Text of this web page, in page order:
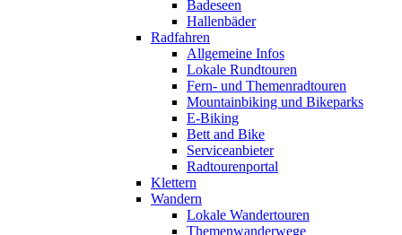
Badeseen
Hallenbäder
Radfahren
Allgemeine Infos
Lokale Rundtouren
Fern- und Themenradtouren
Mountainbiking und Bikeparks
E-Biking
Bett and Bike
Serviceanbieter
Radtourenportal
Klettern
Wandern
Lokale Wandertouren
Themenwanderwege